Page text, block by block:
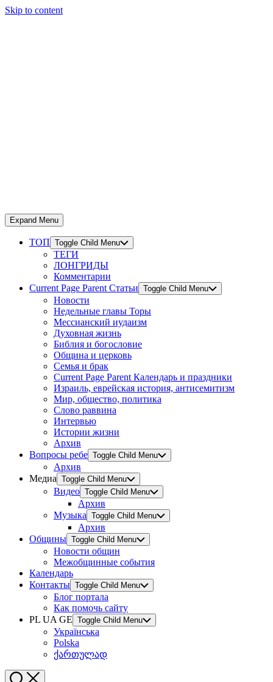
Skip to content
Expand Menu
ТОП Toggle Child Menu
ТЕГИ
ЛОНГРИДЫ
Комментарии
Current Page Parent Статьи Toggle Child Menu
Новости
Недельные главы Торы
Мессианский иудаизм
Духовная жизнь
Библия и богословие
Община и церковь
Семья и брак
Current Page Parent Календарь и праздники
Израиль, еврейская история, антисемитизм
Мир, общество, политика
Слово раввина
Интервью
Истории жизни
Архив
Вопросы ребе Toggle Child Menu
Архив
Медиа Toggle Child Menu
Видео Toggle Child Menu
Архив
Музыка Toggle Child Menu
Архив
Общины Toggle Child Menu
Новости общин
Межобщинные события
Календарь
Контакты Toggle Child Menu
Блог портала
Как помочь сайту
PL UA GE Toggle Child Menu
Українська
Polska
ქართულად